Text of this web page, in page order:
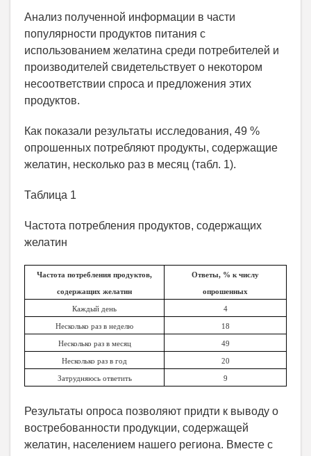
Анализ полученной информации в части
популярности продуктов питания с
использованием желатина среди потребителей и
производителей свидетельствует о некотором
несоответствии спроса и предложения этих
продуктов.
Как показали результаты исследования, 49 %
опрошенных потребляют продукты, содержащие
желатин, несколько раз в месяц (табл. 1).
Таблица 1
Частота потребления продуктов, содержащих
желатин
Частота потребления продуктов,
содержащих желатин
Ответы, % к числу
опрошенных
Каждый день 4
Несколько раз в неделю 18
Несколько раз в месяц 49
Несколько раз в год 20
Затрудняюсь ответить 9
Результаты опроса позволяют придти к выводу о
востребованности продукции, содержащей
желатин, населением нашего региона. Вместе с